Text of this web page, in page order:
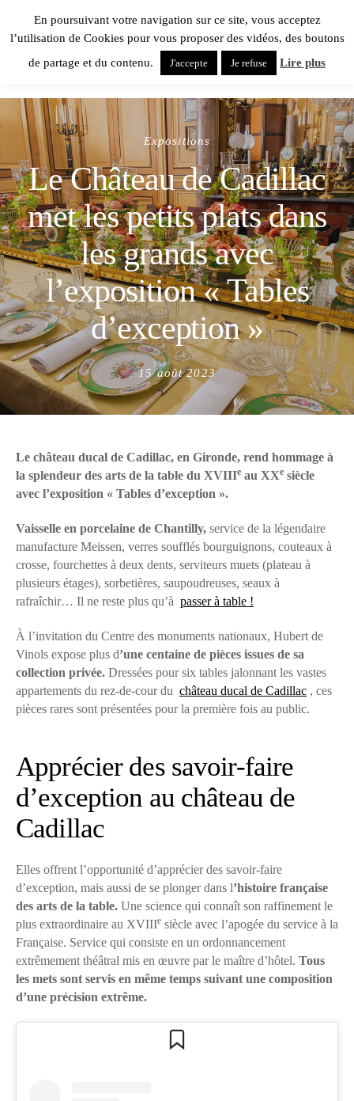
Expositions
Le Château de Cadillac
met les petits plats dans
les grands avec
l’exposition « Tables
d’exception »
Posted
on
15 août 2023
Le château ducal de Cadillac, en Gironde, rend hommage à
la splendeur des arts de la table du XVIIIe au XXe siècle
avec l’exposition « Tables d’exception ».
Vaisselle en porcelaine de Chantilly, service de la légendaire
manufacture Meissen, verres soufflés bourguignons, couteaux à
crosse, fourchettes à deux dents, serviteurs muets (plateau à
plusieurs étages), sorbetières, saupoudreuses, seaux à
rafraîchir… Il ne reste plus qu’à passer à table !
À l’invitation du Centre des monuments nationaux, Hubert de
Vinols expose plus d’une centaine de pièces issues de sa
collection privée. Dressées pour six tables jalonnant les vastes
appartements du rez-de-cour du château ducal de Cadillac , ces
pièces rares sont présentées pour la première fois au public.
Apprécier des savoir-faire
d’exception au château de
Cadillac
Elles offrent l’opportunité d’apprécier des savoir-faire
d’exception, mais aussi de se plonger dans l’histoire française
des arts de la table. Une science qui connaît son raffinement le
plus extraordinaire au XVIIIe siècle avec l’apogée du service à la
Française. Service qui consiste en un ordonnancement
extrêmement théâtral mis en œuvre par le maître d’hôtel. Tous
les mets sont servis en même temps suivant une composition
d’une précision extrême.
En poursuivant votre navigation sur ce site, vous acceptez
l’utilisation de Cookies pour vous proposer des vidéos, des boutons
de partage et du contenu.
J'accepte Je refuse Lire plus